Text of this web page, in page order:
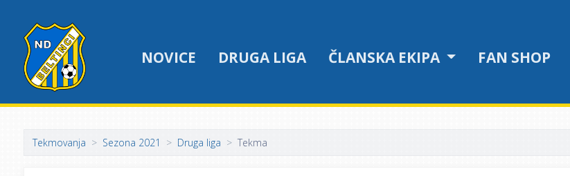
NOVICE DRUGA LIGA ČLANSKA EKIPA FAN SHOP
Tekmovanja Sezona 2021 Druga liga Tekma